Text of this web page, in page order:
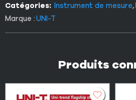
Catégories: Instrument de mesure,
Marque :UNI-T
Produits